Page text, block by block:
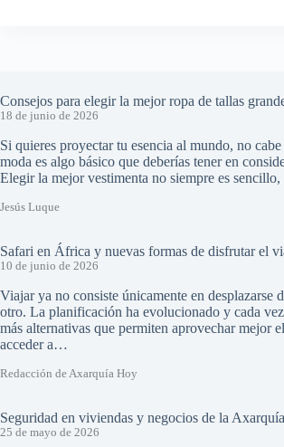
Consejos para elegir la mejor ropa de tallas
18 de junio de 2026
Si quieres proyectar tu esencia al mundo, no
moda es algo básico que deberías tener en
Elegir la mejor vestimenta no siempre es
Jesús Luque
Safari en África y nuevas formas de disfrutar el
10 de junio de 2026
Viajar ya no consiste únicamente en desplazarse
otro. La planificación ha evolucionado y cada vez
más alternativas que permiten aprovechar mejor
acceder a…
Redacción de Axarquía Hoy
Seguridad en viviendas y negocios de la Axarquía
25 de mayo de 2026